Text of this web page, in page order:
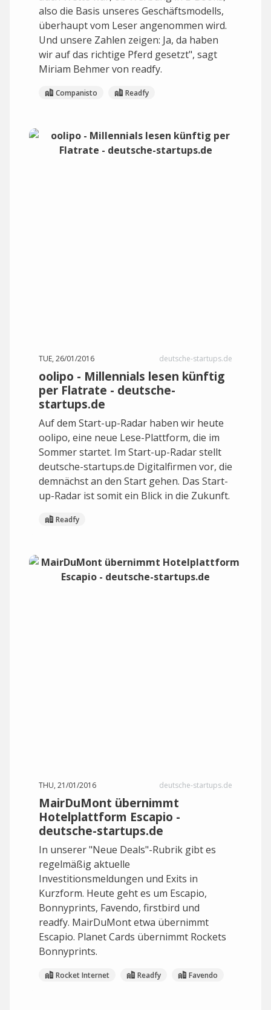
also die Basis unseres Geschäftsmodells,
überhaupt vom Leser angenommen wird.
Und unsere Zahlen zeigen: Ja, da haben
wir auf das richtige Pferd gesetzt", sagt
Miriam Behmer von readfy.
Companisto Readfy
TUE, 26/01/2016 deutsche-startups.de
oolipo - Millennials lesen künftig
per Flatrate - deutsche-
startups.de
Auf dem Start-up-Radar haben wir heute
oolipo, eine neue Lese-Plattform, die im
Sommer startet. Im Start-up-Radar stellt
deutsche-startups.de Digitalfirmen vor, die
demnächst an den Start gehen. Das Start-
up-Radar ist somit ein Blick in die Zukunft.
Readfy
THU, 21/01/2016 deutsche-startups.de
MairDuMont übernimmt
Hotelplattform Escapio -
deutsche-startups.de
In unserer "Neue Deals"-Rubrik gibt es
regelmäßig aktuelle
Investitionsmeldungen und Exits in
Kurzform. Heute geht es um Escapio,
Bonnyprints, Favendo, firstbird und
readfy. MairDuMont etwa übernimmt
Escapio. Planet Cards übernimmt Rockets
Bonnyprints.
Rocket Internet Readfy Favendo